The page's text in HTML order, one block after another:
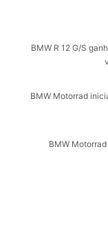
BMW R 12 G/S
BMW Motorrad
BMW